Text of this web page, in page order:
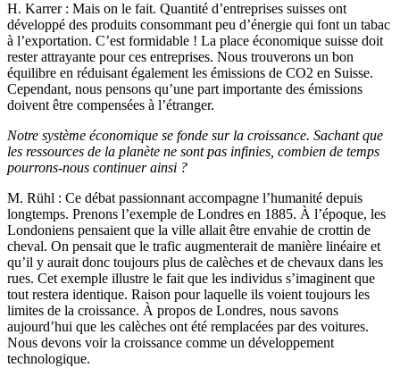
H. Karrer: Mais on le fait. Quantité d’entreprises suisses ont
développé des produits consommant peu d’énergie qui font un tabac
à l’exportation. C’est formidable ! La place économique suisse doit
rester attrayante pour ces entreprises. Nous trouverons un bon
équilibre en réduisant également les émissions de CO2 en Suisse.
Cependant, nous pensons qu’une part importante des émissions
doivent être compensées à l’étranger.
Notre système économique se fonde sur la croissance. Sachant que
les ressources de la planète ne sont pas infinies, combien de temps
pourrons-nous continuer ainsi ?
M. Rühl : Ce débat passionnant accompagne l’humanité depuis
longtemps. Prenons l’exemple de Londres en 1885. À l’époque, les
Londoniens pensaient que la ville allait être envahie de crottin de
cheval. On pensait que le trafic augmenterait de manière linéaire et
qu’il y aurait donc toujours plus de calèches et de chevaux dans les
rues. Cet exemple illustre le fait que les individus s’imaginent que
tout restera identique. Raison pour laquelle ils voient toujours les
limites de la croissance. À propos de Londres, nous savons
aujourd’hui que les calèches ont été remplacées par des voitures.
Nous devons voir la croissance comme un développement
technologique.